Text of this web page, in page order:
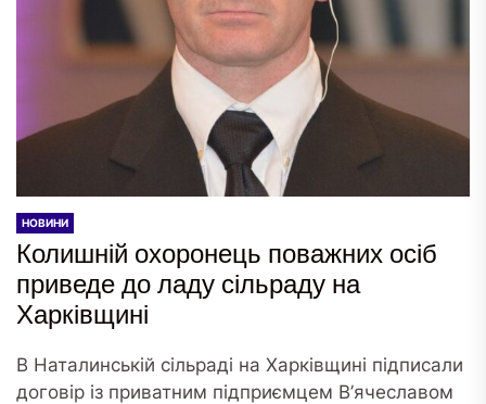
НОВИНИ
Колишній охоронець поважних осіб
приведе до ладу сільраду на
Харківщині
В Наталинській сільраді на Харківщині підписали
договір із приватним підприємцем В’ячеславом